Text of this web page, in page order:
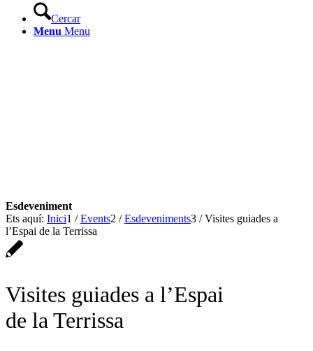
Cercar
Menu Menu
Ets aquí: Inici1 / Events2 / Esdeveniments3 / Visites guiades a
l’Espai de la Terrissa
Visites guiades a l’Espai
de la Terrissa